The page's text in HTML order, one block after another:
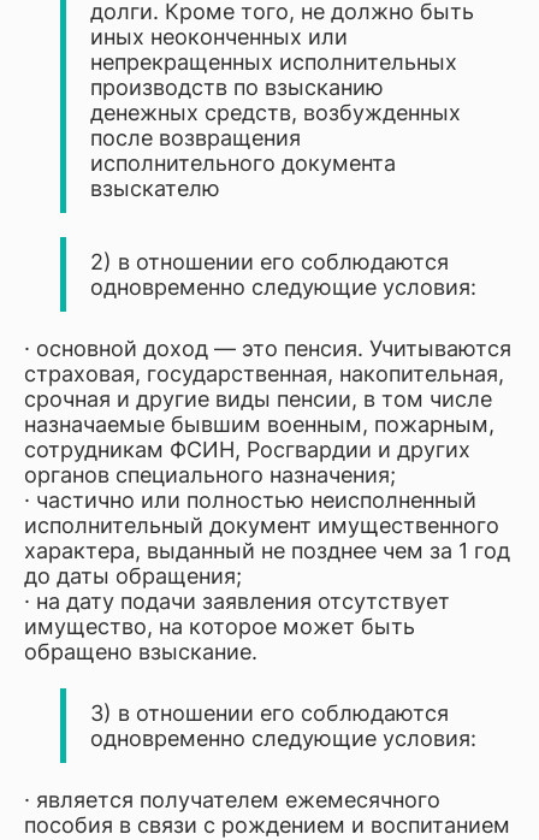
долги. Кроме того, не должно быть
иных неоконченных или
непрекращенных исполнительных
производств по взысканию
денежных средств, возбужденных
после возвращения
исполнительного документа
взыскателю
2) в отношении его соблюдаются
одновременно следующие условия:
· основной доход — это пенсия. Учитываются
страховая, государственная, накопительная,
срочная и другие виды пенсии, в том числе
назначаемые бывшим военным, пожарным,
сотрудникам ФСИН, Росгвардии и других
органов специального назначения;
· частично или полностью неисполненный
исполнительный документ имущественного
характера, выданный не позднее чем за 1 год
до даты обращения;
· на дату подачи заявления отсутствует
имущество, на которое может быть
обращено взыскание.
3) в отношении его соблюдаются
одновременно следующие условия:
· является получателем ежемесячного
пособия в связи с рождением и воспитанием